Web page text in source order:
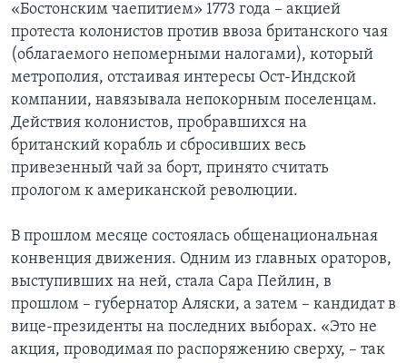
«Бостонским чаепитием» 1773 года – акцией
протеста колонистов против ввоза британского чая
(облагаемого непомерными налогами), который
метрополия, отстаивая интересы Ост-Индской
компании, навязывала непокорным поселенцам.
Действия колонистов, пробравшихся на
британский корабль и сбросивших весь
привезенный чай за борт, принято считать
прологом к американской революции.
В прошлом месяце состоялась общенациональная
конвенция движения. Одним из главных ораторов,
выступивших на ней, стала Сара Пейлин, в
прошлом – губернатор Аляски, а затем – кандидат в
вице-президенты на последних выборах. «Это не
акция, проводимая по распоряжению сверху, – так